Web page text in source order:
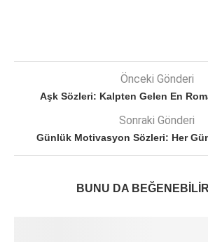
Önceki Gönderi
Aşk Sözleri: Kalpten Gelen En
Sonraki Gönderi
Günlük Motivasyon Sözleri: Her
BUNU DA